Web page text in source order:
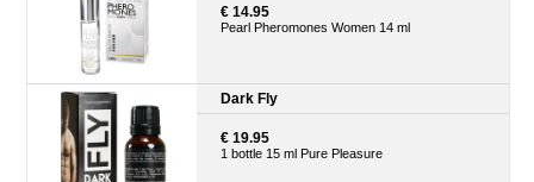
€ 14.95
Pearl Pheromones Women 14 ml
Dark Fly
€ 19.95
1 bottle 15 ml Pure Pleasure